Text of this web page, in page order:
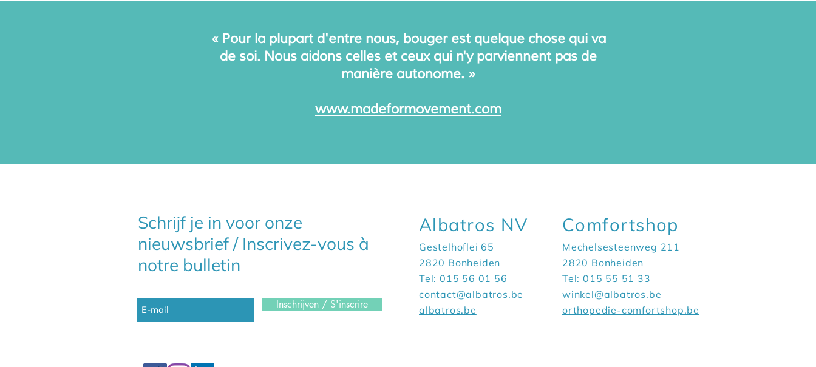
« Pour la plupart d'entre nous, bouger est quelque chose qui va
de soi. Nous aidons celles et ceux qui n'y parviennent pas de
manière autonome. »
www.madeformovement.com
Schrijf je in voor onze
nieuwsbrief / Inscrivez-vous à
notre bulletin
Inschrijven / S'inscrire
Albatros NV
Gestelhoflei 65
2820 Bonheiden
Tel: 015 56 01 56
contact@albatros.be
albatros.be
Comfortshop
Mechelsesteenweg 211
2820 Bonheiden
Tel: 015 55 51 33
winkel@albatros.be
orthopedie-comfortshop.be